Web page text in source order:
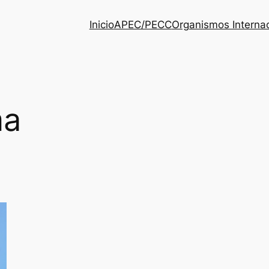
InicioAPEC/PECCOrganismos